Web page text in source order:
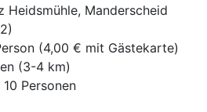
Heidsmühle, Manderscheid
(4,00 € mit Gästekarte)
(3-4 km)
Personen